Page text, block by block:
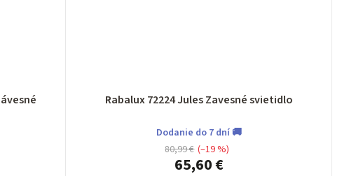
Rabalux 72224 Jules Zavesné svietidlo
Dodanie do 7 dní 🚚
65,60 €
80,99 € (–19 %)